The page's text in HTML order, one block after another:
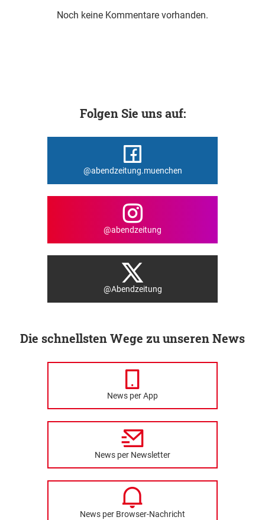
Noch keine Kommentare vorhanden.
Folgen Sie uns auf:
@abendzeitung.muenchen
@abendzeitung
@Abendzeitung
Die schnellsten Wege zu unseren News
News per App
News per Newsletter
News per Browser-Nachricht